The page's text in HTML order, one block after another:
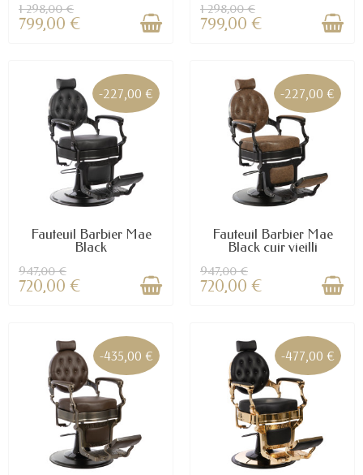
1 298,00 €
799,00 €
1 298,00 €
799,00 €
-227,00 €
Fauteuil Barbier Mae
Black
947,00 €
720,00 €
-227,00 €
Fauteuil Barbier Mae
Black cuir vieilli
947,00 €
720,00 €
-435,00 € -477,00 €